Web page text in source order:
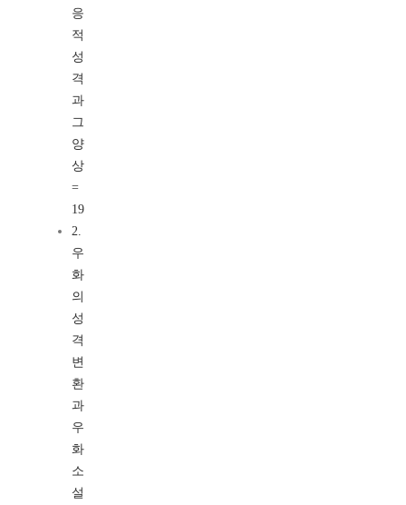
응
적
성
격
과
그
양
상
=
19
2.
우
화
의
성
격
변
환
과
우
화
소
설